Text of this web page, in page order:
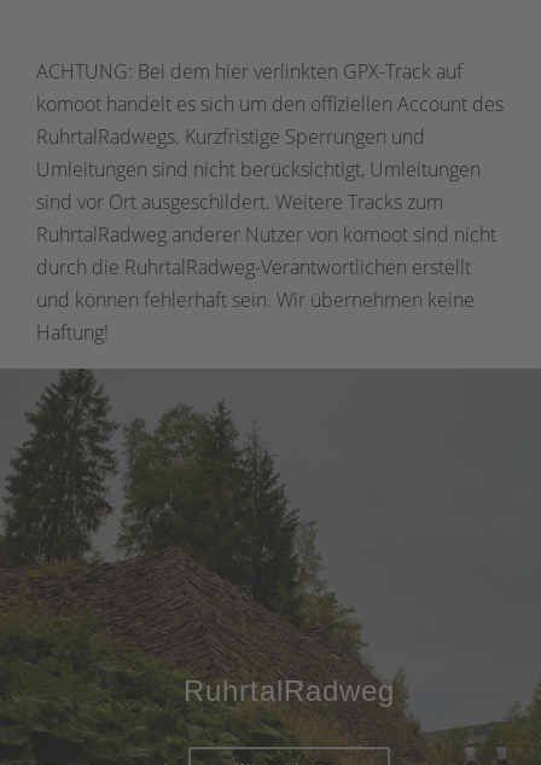
ACHTUNG: Bei dem hier verlinkten GPX-Track auf
komoot handelt es sich um den offiziellen Account des
RuhrtalRadwegs. Kurzfristige Sperrungen und
Umleitungen sind nicht berücksichtigt, Umleitungen
sind vor Ort ausgeschildert. Weitere Tracks zum
RuhrtalRadweg anderer Nutzer von komoot sind nicht
durch die RuhrtalRadweg-Verantwortlichen erstellt
und können fehlerhaft sein. Wir übernehmen keine
Haftung!
RuhrtalRadweg